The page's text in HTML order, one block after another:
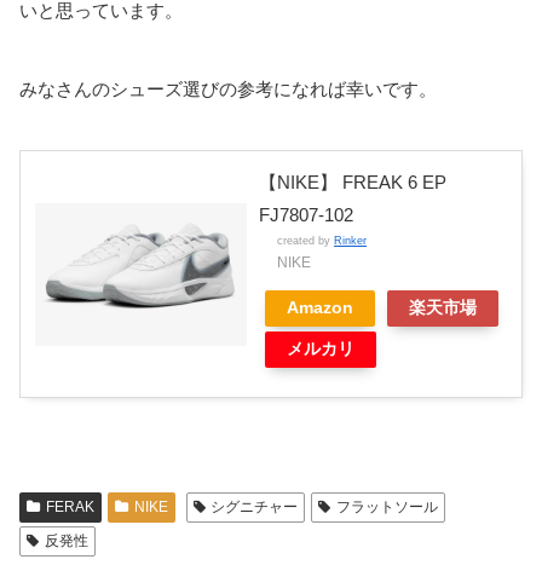
いと思っています。
みなさんのシューズ選びの参考になれば幸いです。
【NIKE】 FREAK 6 EP
FJ7807-102
created by Rinker
NIKE
Amazon 楽天市場
メルカリ
FERAK NIKE シグニチャー
フラットソール
反発性